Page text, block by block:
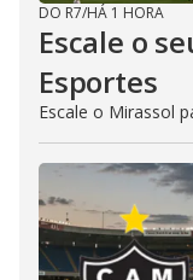
DO R7/HÁ 1 HORA
Escale o
Esportes
Escale o Mirassol